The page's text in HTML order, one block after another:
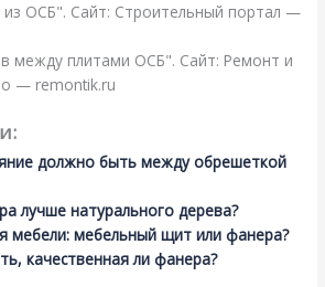
из ОСБ". Сайт: Строительный портал —
между плитами ОСБ". Сайт: Ремонт и
— remontik.ru
должно быть между обрешеткой
лучше натурального дерева?
мебели: мебельный щит или фанера?
качественная ли фанера?